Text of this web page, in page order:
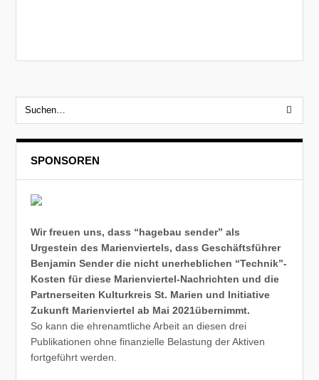
SPONSOREN
Wir freuen uns, dass “hagebau sender” als
Urgestein des Marienviertels, dass Geschäftsführer
Benjamin Sender die nicht unerheblichen “Technik”-
Kosten für diese Marienviertel-Nachrichten und die
Partnerseiten Kulturkreis St. Marien und Initiative
Zukunft Marienviertel ab Mai 2021übernimmt.
So kann die ehrenamtliche Arbeit an diesen drei
Publikationen ohne finanzielle Belastung der Aktiven
fortgeführt werden.